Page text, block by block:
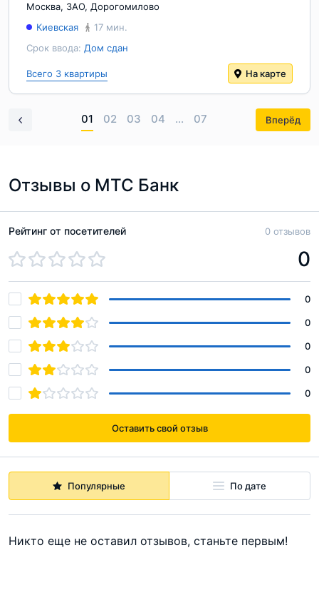
Москва, ЗАО, Дорогомилово
Срок ввода: Дом сдан
Киевская 17 мин.
Всего 3 квартиры На карте
01 02 03 04 ... 07 Вперёд
Отзывы о МТС Банк
Оставить свой отзыв
Популярные По дате
Никто еще не оставил отзывов, станьте первым!
Рейтинг от посетителей 0 отзывов
0
0
0
0
0
0